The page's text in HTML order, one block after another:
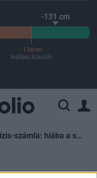
-131 cm
-134cm
leállási küszöb
Megjött az energiakrízis-számla: hiába a spórolás, súlyos forintokat éget el az ország esténként